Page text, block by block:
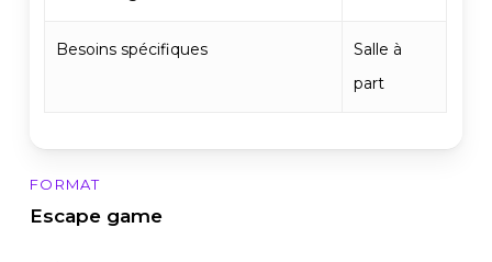
Besoins spécifiques
Salle à
part
FORMAT
Escape game